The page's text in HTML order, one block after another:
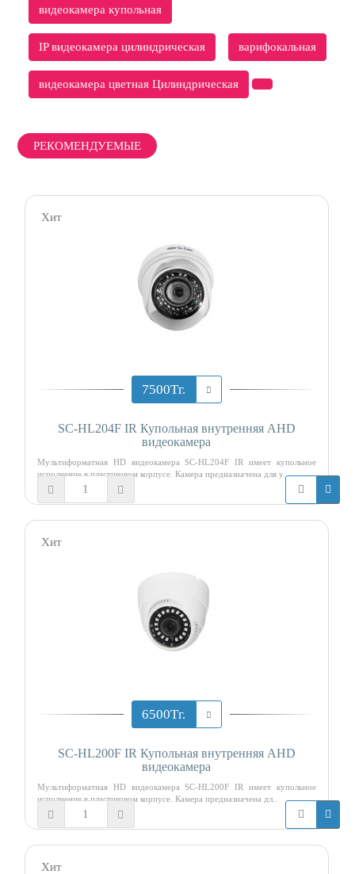
видеокамера купольная
IP видеокамера цилиндрическая варифокальная
видеокамера цветная Цилиндрическая
РЕКОМЕНДУЕМЫЕ
Хит
7500Тг.
SC-HL204F IR Купольная внутренняя AHD
видеокамера
Мультиформатная HD видеокамера SC-HL204F IR имеет купольное
исполнение в пластиковом корпусе. Камера предназначена для у..
Хит
6500Тг.
SC-HL200F IR Купольная внутренняя AHD
видеокамера
Мультиформатная HD видеокамера SC-HL200F IR имеет купольное
исполнение в пластиковом корпусе. Камера предназначена дл..
Хит